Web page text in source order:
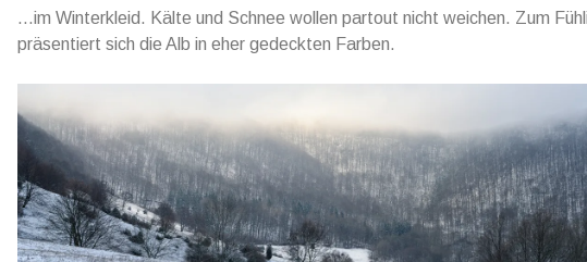
…im Winterkleid. Kälte und Schnee wollen partout nicht weichen. Zum
präsentiert sich die Alb in eher gedeckten Farben.